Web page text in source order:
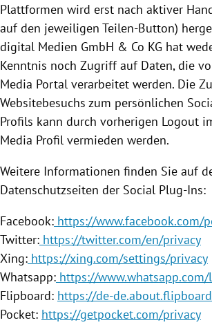
Plattformen wird erst nach aktiver
auf den jeweiligen Teilen-Button)
digital Medien GmbH & Co KG hat
Kenntnis noch Zugriff auf Daten, die
Media Portal verarbeitet werden. Die
Websitebesuchs zum persönlichen
Profils kann durch vorherigen Logout
Media Profil vermieden werden.
Weitere Informationen finden Sie auf
Datenschutzseiten der Social Plug-Ins:
Facebook: https://www.facebook.com/
Twitter: https://twitter.com/en/privacy
Xing: https://xing.com/settings/privacy
Whatsapp: https://
Flipboard: https://de-
Pocket: https://getpocket.com/privacy